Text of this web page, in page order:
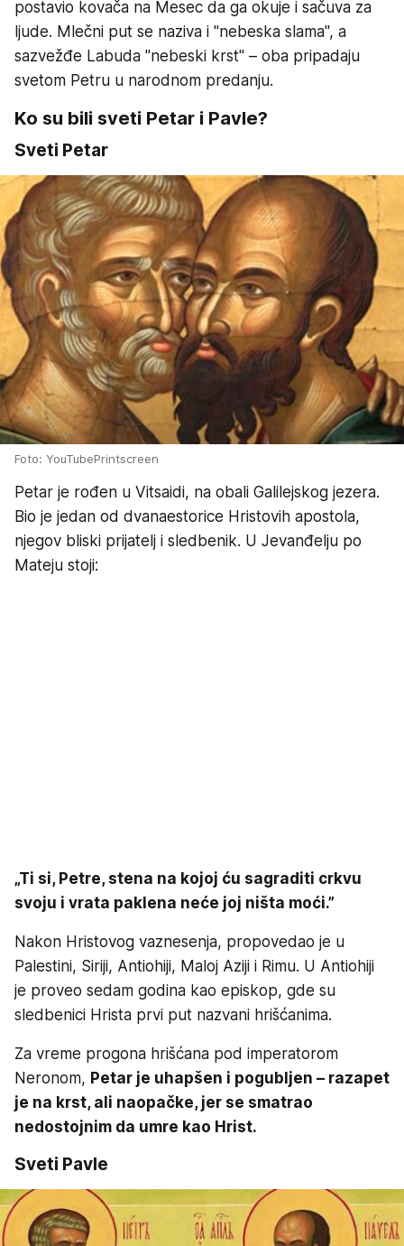
postavio kovača na Mesec da ga okuje i sačuva za
ljude. Mlečni put se naziva i "nebeska slama", a
sazvežđe Labuda "nebeski krst" – oba pripadaju
svetom Petru u narodnom predanju.
Ko su bili sveti Petar i Pavle?
Sveti Petar
Foto: YouTubePrintscreen
Petar je rođen u Vitsaidi, na obali Galilejskog jezera.
Bio je jedan od dvanaestorice Hristovih apostola,
njegov bliski prijatelj i sledbenik. U Jevanđelju po
Mateju stoji:
„Ti si, Petre, stena na kojoj ću sagraditi crkvu
svoju i vrata paklena neće joj ništa moći.”
Nakon Hristovog vaznesenja, propovedao je u
Palestini, Siriji, Antiohiji, Maloj Aziji i Rimu. U Antiohiji
je proveo sedam godina kao episkop, gde su
sledbenici Hrista prvi put nazvani hrišćanima.
Za vreme progona hrišćana pod imperatorom
Neronom, Petar je uhapšen i pogubljen – razapet
je na krst, ali naopačke, jer se smatrao
nedostojnim da umre kao Hrist.
Sveti Pavle